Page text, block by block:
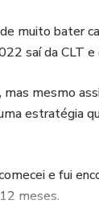
muito bater
saí da CLT
mesmo
estratégia
e fui
meses.